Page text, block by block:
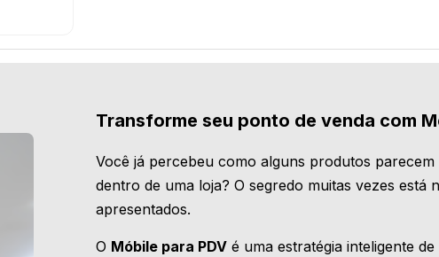
Transforme seu ponto de venda com
Você já percebeu como alguns produtos parecem
dentro de uma loja? O segredo muitas vezes está
apresentados.
O Móbile para PDV é uma estratégia inteligente